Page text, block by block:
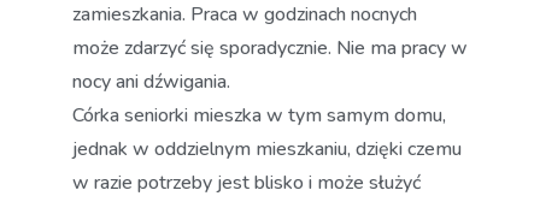
zamieszkania. Praca w godzinach nocnych
może zdarzyć się sporadycznie. Nie ma pracy w
nocy ani dźwigania.
Córka seniorki mieszka w tym samym domu,
jednak w oddzielnym mieszkaniu, dzięki czemu
w razie potrzeby jest blisko i może służyć